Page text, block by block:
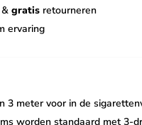
gratis retourneren
ervaring
3 meter voor in de
worden standaard met 3-